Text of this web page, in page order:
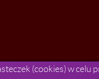
(cookies) w celu